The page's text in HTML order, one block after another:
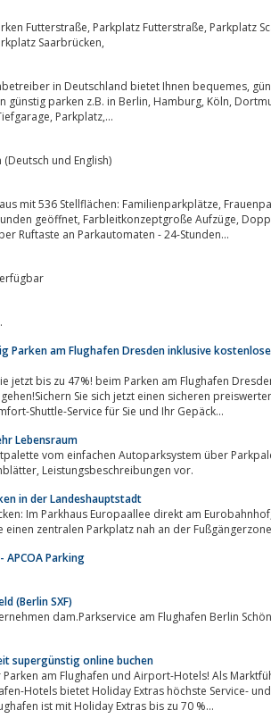
Saarbrücken,
bietet Ihnen bequemes, günstiges und modernes
Hamburg, Köln, Dortmund, Düsseldorf,
München. Contipark - Ihr Anbieter für: Parkhaus, Tiefgarage, Parkplatz,...
und English)
mit 536 Stellflächen: Familienparkplätze,
Ruftaste an Parkautomaten - 24-Stunden...
Parken am Flughafen Dresden inklusive
Sie jetzt bis zu 47%! beim Parken am Flughafen
Sie sich jetzt einen sicheren
24 h-Komfort-Shuttle-Service für Sie und Ihr Gepäck...
Lebensraum
vom einfachen Autoparksystem über Parkpaletten,
bis zu den Halb-/Vollautomaten mit Produktdatenblätter, Leistungsbeschreibungen vor.
in der Landeshauptstadt
Europaallee direkt am Eurobahnhof, dem Hauptbahnhof
des Saarlandes, finden Sie einen zentralen Parkplatz nah an der
APCOA Parking
(Berlin SXF)
dam.Parkservice am Flughafen Berlin
supergünstig online buchen
am Flughafen und Airport-Hotels! Als
Hotels bietet Holiday Extras höchste Service-
ist mit Holiday Extras bis zu 70 %...